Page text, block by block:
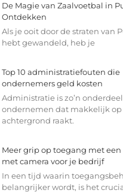
De Magie van Zaalvoetbal in
Ontdekken
Als je ooit door de straten van
hebt gewandeld, heb je
Top 10 administratiefouten die
ondernemers geld kosten
Administratie is zo’n
ondernemen dat makkelijk op
achtergrond raakt.
Meer grip op toegang met
met camera voor je bedrijf
In een tijd waarin
belangrijker wordt, is het